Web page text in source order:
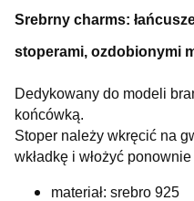
Srebrny charms:
stoperami, ozdobionymi
Dedykowany do modeli
końcówką.
Stoper należy wkręcić na
wkładkę i włożyć
materiał: srebro 925